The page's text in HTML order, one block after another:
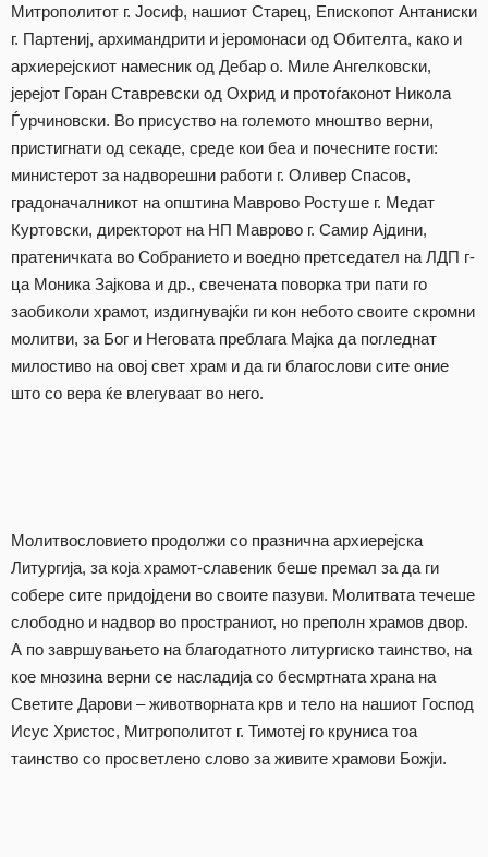
Митрополитот г. Јосиф, нашиот Старец, Епископот Антаниски
г. Партениј, архимандрити и јеромонаси од Обителта, како и
архиерејскиот намесник од Дебар о. Миле Ангелковски,
јерејот Горан Ставревски од Охрид и протоѓаконот Никола
Ѓурчиновски. Во присуство на големото мноштво верни,
пристигнати од секаде, среде кои беа и почесните гости:
министерот за надворешни работи г. Оливер Спасов,
градоначалникот на општина Маврово Ростуше г. Медат
Куртовски, директорот на НП Маврово г. Самир Ајдини,
пратеничката во Собранието и воедно претседател на ЛДП г-
ца Моника Зајкова и др., свечената поворка три пати го
заобиколи храмот, издигнувајќи ги кон небото своите скромни
молитви, за Бог и Неговата преблага Мајка да погледнат
милостиво на овој свет храм и да ги благослови сите оние
што со вера ќе влегуваат во него.
Молитвословието продолжи со празнична архиерејска
Литургија, за која храмот-славеник беше премал за да ги
собере сите придојдени во своите пазуви. Молитвата течеше
слободно и надвор во пространиот, но преполн храмов двор.
А по завршувањето на благодатното литургиско таинство, на
кое мнозина верни се насладија со бесмртната храна на
Светите Дарови – животворната крв и тело на нашиот Господ
Исус Христос, Митрополитот г. Тимотеј го круниса тоа
таинство со просветлено слово за живите храмови Божји.